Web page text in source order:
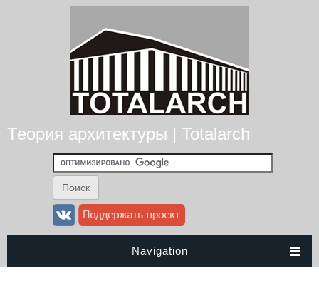
Теория архитектуры | Totalarch
Navigation